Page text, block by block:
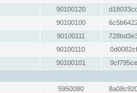
90100120
90100100
90100111
90100110
90100101
5950080